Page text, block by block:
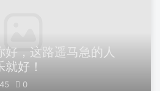
，这路遥马急的人
好！
0